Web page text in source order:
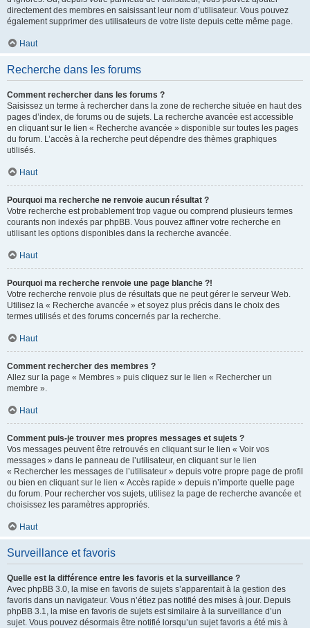
directement des membres en saisissant leur nom d’utilisateur. Vous pouvez
également supprimer des utilisateurs de votre liste depuis cette même page.
Haut
Recherche dans les forums
Comment rechercher dans les forums ?
Saisissez un terme à rechercher dans la zone de recherche située en haut des
pages d’index, de forums ou de sujets. La recherche avancée est accessible
en cliquant sur le lien « Recherche avancée » disponible sur toutes les pages
du forum. L’accès à la recherche peut dépendre des thèmes graphiques
utilisés.
Haut
Pourquoi ma recherche ne renvoie aucun résultat ?
Votre recherche est probablement trop vague ou comprend plusieurs termes
courants non indexés par phpBB. Vous pouvez affiner votre recherche en
utilisant les options disponibles dans la recherche avancée.
Haut
Pourquoi ma recherche renvoie une page blanche ?!
Votre recherche renvoie plus de résultats que ne peut gérer le serveur Web.
Utilisez la « Recherche avancée » et soyez plus précis dans le choix des
termes utilisés et des forums concernés par la recherche.
Haut
Comment rechercher des membres ?
Allez sur la page « Membres » puis cliquez sur le lien « Rechercher un
membre ».
Haut
Comment puis-je trouver mes propres messages et sujets ?
Vos messages peuvent être retrouvés en cliquant sur le lien « Voir vos
messages » dans le panneau de l’utilisateur, en cliquant sur le lien
« Rechercher les messages de l’utilisateur » depuis votre propre page de profil
ou bien en cliquant sur le lien « Accès rapide » depuis n’importe quelle page
du forum. Pour rechercher vos sujets, utilisez la page de recherche avancée et
choisissez les paramètres appropriés.
Haut
Surveillance et favoris
Quelle est la différence entre les favoris et la surveillance ?
Avec phpBB 3.0, la mise en favoris de sujets s’apparentait à la gestion des
favoris dans un navigateur. Vous n’étiez pas notifié des mises à jour. Depuis
phpBB 3.1, la mise en favoris de sujets est similaire à la surveillance d’un
sujet. Vous pouvez désormais être notifié lorsqu’un sujet favoris a été mis à